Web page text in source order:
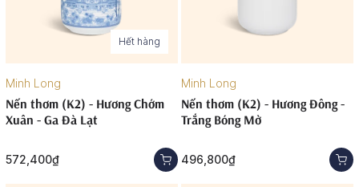
Hết hàng
Minh Long
Nến thơm (K2) - Hương Chớm
Xuân - Ga Đà Lạt
572,400₫
Minh Long
Nến thơm (K2) - Hương Đông -
Trắng Bóng Mờ
496,800₫